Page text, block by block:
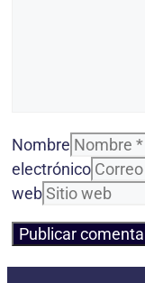
Nombre
electrónico
web